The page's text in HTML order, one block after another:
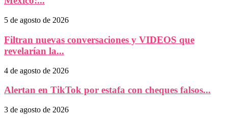
5 de agosto de 2026
Filtran nuevas conversaciones y VIDEOS que
revelarían la...
4 de agosto de 2026
Alertan en TikTok por estafa con cheques falsos...
3 de agosto de 2026